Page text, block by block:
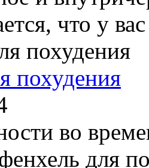
что у
похудения
во
для